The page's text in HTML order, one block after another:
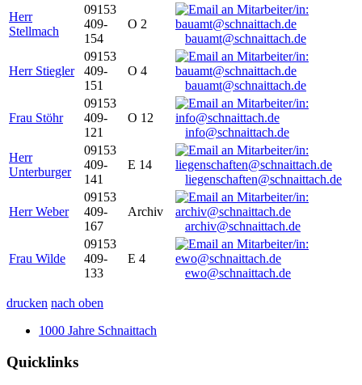
Herr
Stellmach
09153
409-
154
O 2
bauamt@schnaittach.de
Herr Stiegler
09153
409-
151
O 4
bauamt@schnaittach.de
Frau Stöhr
09153
409-
121
O 12
info@schnaittach.de
Herr
Unterburger
09153
409-
141
E 14
liegenschaften@schnaittach.de
Herr Weber
09153
409-
167
Archiv
archiv@schnaittach.de
Frau Wilde
09153
409-
133
E 4
ewo@schnaittach.de
drucken nach oben
1000 Jahre Schnaittach
Quicklinks